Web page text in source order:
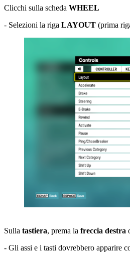
Clicchi sulla scheda WHEEL
- Selezioni la riga LAYOUT (prima
Sulla tastiera, prema la freccia destra
- Gli assi e i tasti dovrebbero